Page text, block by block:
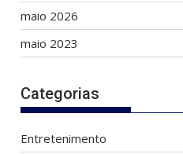
maio 2026
maio 2023
Categorias
Entretenimento